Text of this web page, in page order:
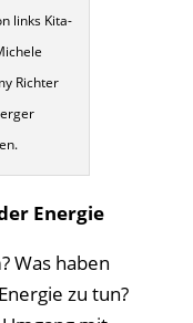
links Kita-
Richter
Energie
Was haben
zu tun?